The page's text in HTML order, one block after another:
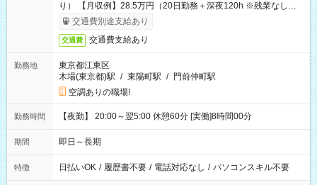
り） 【月収例】28.5万円（20日勤務＋深夜120h ※残業なしの場
合）交通費別途支給あり
交通費 交通費支給あり
勤務地
東京都江東区
木場(東京都)駅 / 東陽町駅 / 門前仲町駅
空調ありの職場!
勤務時間 【夜勤】 20:00～翌5:00 休憩60分 [実働]8時間00分
期間 即日～長期
特徴 日払いOK / 履歴書不要 / 電話対応なし / パソコンスキル不要